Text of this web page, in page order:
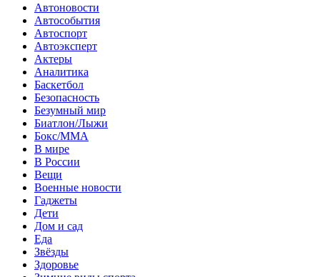
Автоновости
Автособытия
Автоспорт
Автоэксперт
Актеры
Аналитика
Баскетбол
Безопасность
Безумный мир
Биатлон/Лыжи
Бокс/MMA
В мире
В России
Вещи
Военные новости
Гаджеты
Дети
Дом и сад
Еда
Звёзды
Здоровье